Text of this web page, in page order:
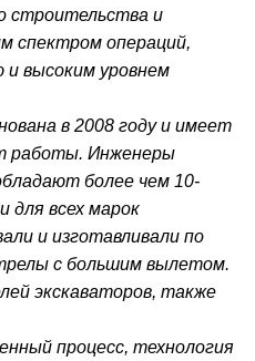
строительства и
спектром операций,
высоким уровнем
в 2008 году и имеет
работы. Инженеры
более чем 10-
всех марок
и изготавливали по
с большим вылетом.
экскаваторов, также
процесс, технология